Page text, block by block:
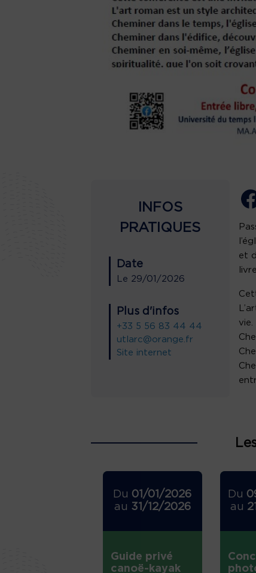
INFOS
PRATIQUES
Date
Le 29/01/2026
Plus d'infos
+33 5 56 83 44 44
utlarc@orange.fr
Site internet
et
vie.
Du 01/01/2026
au 31/12/2026
Guide privé
canoë-kayak
Du
au